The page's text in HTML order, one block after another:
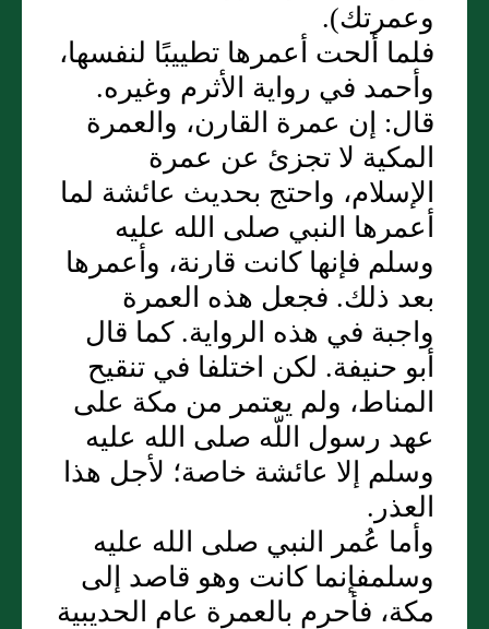
وعمرتك‏)‏‏.‏
فلما ألحت أعمرها تطييبًا لنفسها،
وأحمد في رواية الأثرم وغيره‏.‏
قال‏:‏ إن عمرة القارن، والعمرة
المكية لا تجزئ عن عمرة
الإسلام، واحتج بحديث عائشة لما
أعمرها النبي صلى الله عليه
وسلم فإنها كانت قارنة، وأعمرها
بعد ذلك‏.‏ فجعل هذه العمرة
واجبة في هذه الرواية‏.‏ كما قال
أبو حنيفة‏.‏ لكن اختلفا في تنقيح
المناط، ولم يعتمر من مكة على
عهد رسول اللّه صلى الله عليه
وسلم إلا عائشة خاصة؛ لأجل هذا
العذر‏.‏
وأما عُمر النبي صلى الله عليه
وسلمفإنما كانت وهو قاصد إلى
مكة، فأحرم بالعمرة عام الحديبية